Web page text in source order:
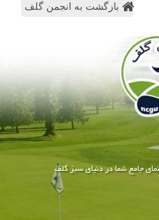
بازگشت به انجمن گلف
جامع شما در دنیای سبز گلف